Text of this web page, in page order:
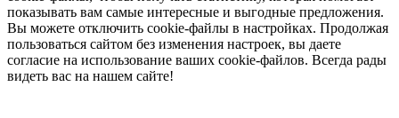
показывать вам самые интересные и выгодные предложения.
Вы можете отключить cookie-файлы в настройках. Продолжая
пользоваться сайтом без изменения настроек, вы даете
согласие на использование ваших cookie-файлов. Всегда рады
видеть вас на нашем сайте!